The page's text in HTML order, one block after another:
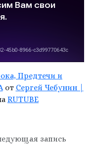
Предтечи и
от Сергей Чебунин |
RUTUBE
запись